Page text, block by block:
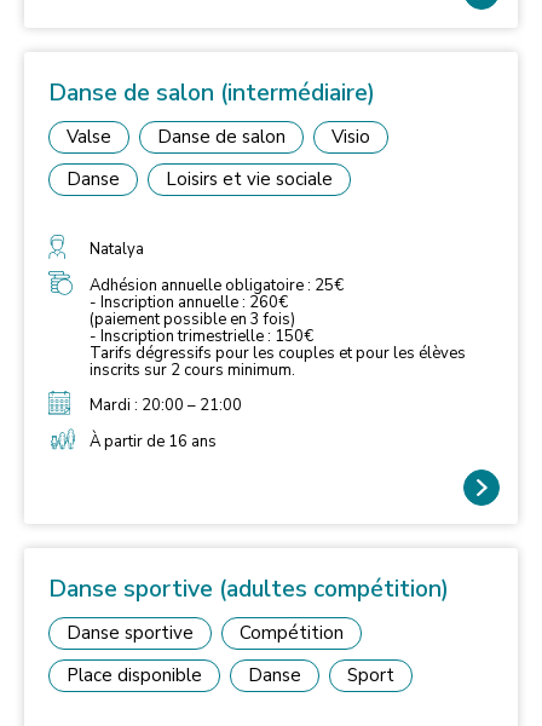
Danse de salon (intermédiaire)
Valse Danse de salon
Visio
Danse
Loisirs et vie sociale
Natalya
Adhésion annuelle obligatoire : 25€
- Inscription annuelle : 260€
(paiement possible en 3 fois)
- Inscription trimestrielle : 150€
Tarifs dégressifs pour les couples et pour les élèves
inscrits sur 2 cours minimum.
Mardi : 20:00 – 21:00
À partir de 16 ans
Danse sportive (adultes compétition)
Danse sportive
Compétition
Place disponible
Danse Sport